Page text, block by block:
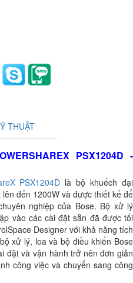
THUẬT
PSX1204D -
PSX1204D là bộ khuếch đại
đến 1200W và được thiết kế để
nghiệp của Bose. Bộ xử lý
vào các cài đặt sẵn đã được tối
Designer với khả năng tích
xử lý, loa và bộ điều khiển Bose
đặt và vận hành trở nên đơn giản
công việc và chuyển sang công